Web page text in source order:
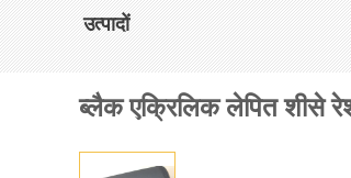
उत्पादों
ब्लैक एक्रिलिक लेपित शीसे